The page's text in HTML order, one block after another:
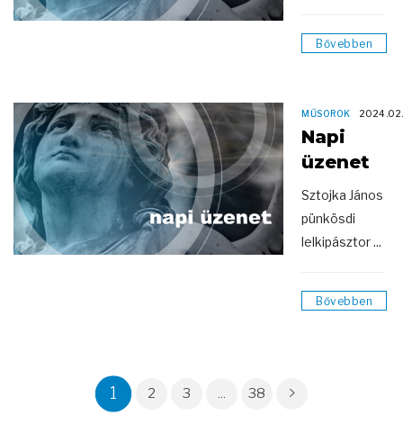
Bővebben
MŰSOROK
Napi
üzenet
Sztojka János
pünkösdi
lelkipásztor ...
Bővebben
1 2 3 ... 38